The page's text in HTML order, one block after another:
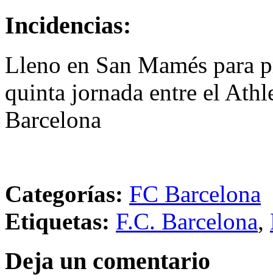
Incidencias:
Lleno en San Mamés para
quinta jornada entre el
Barcelona
Categorías: FC Barcelona
Etiquetas: F.C. Barcelona,
Deja un comentario